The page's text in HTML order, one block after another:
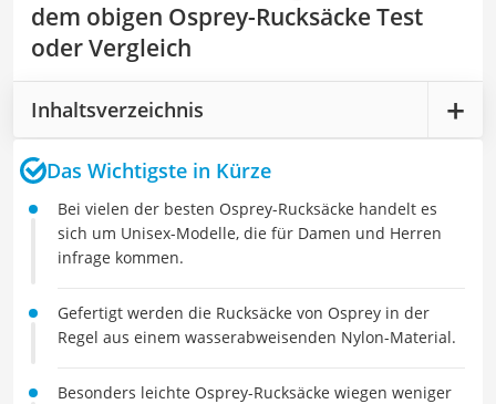
dem obigen Osprey-Rucksäcke Test
oder Vergleich
Inhaltsverzeichnis
Das Wichtigste in Kürze
Bei vielen der besten Osprey-Rucksäcke handelt es
sich um Unisex-Modelle, die für Damen und Herren
infrage kommen.
Gefertigt werden die Rucksäcke von Osprey in der
Regel aus einem wasserabweisenden Nylon-Material.
Besonders leichte Osprey-Rucksäcke wiegen weniger